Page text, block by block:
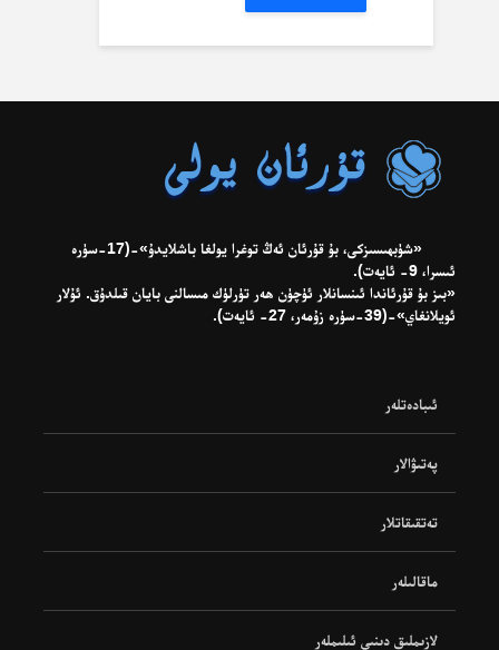
«شۈبھىسىزكى، بۇ قۇرئان ئەڭ توغرا يولغا باشلايدۇ»-(17-سۈرە
ئىسرا، 9- ئايەت).
«بىز بۇ قۇرئاندا ئىنسانلار ئۈچۈن ھەر تۈرلۈك مىسالنى بايان قىلدۇق. ئۇلار
ئويلانغاي»-(39-سۈرە زۇمەر، 27- ئايەت).
ئىبادەتلەر
پەتىۋالار
تەتقىقاتلار
ماقالىلەر
لازىملىق دىنىي ئىلىملەر